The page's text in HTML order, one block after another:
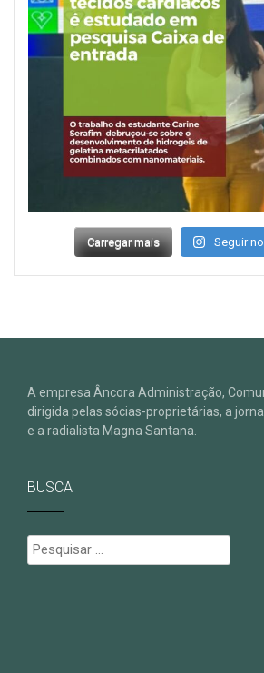
Carregar mais Seguir
A empresa Âncora Administração,
dirigida pelas sócias-proprietárias, a
e a radialista Magna Santana.
BUSCA
Pesquisar
por: